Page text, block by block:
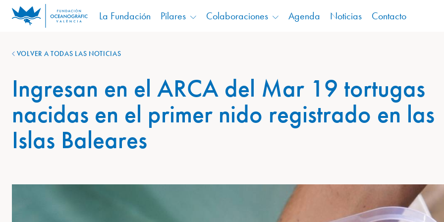
La Fundación Pilares Colaboraciones Agenda Noticias Contacto
VOLVER A TODAS LAS NOTICIAS
Ingresan en el ARCA del Mar 19 tortugas
nacidas en el primer nido registrado en las
Islas Baleares